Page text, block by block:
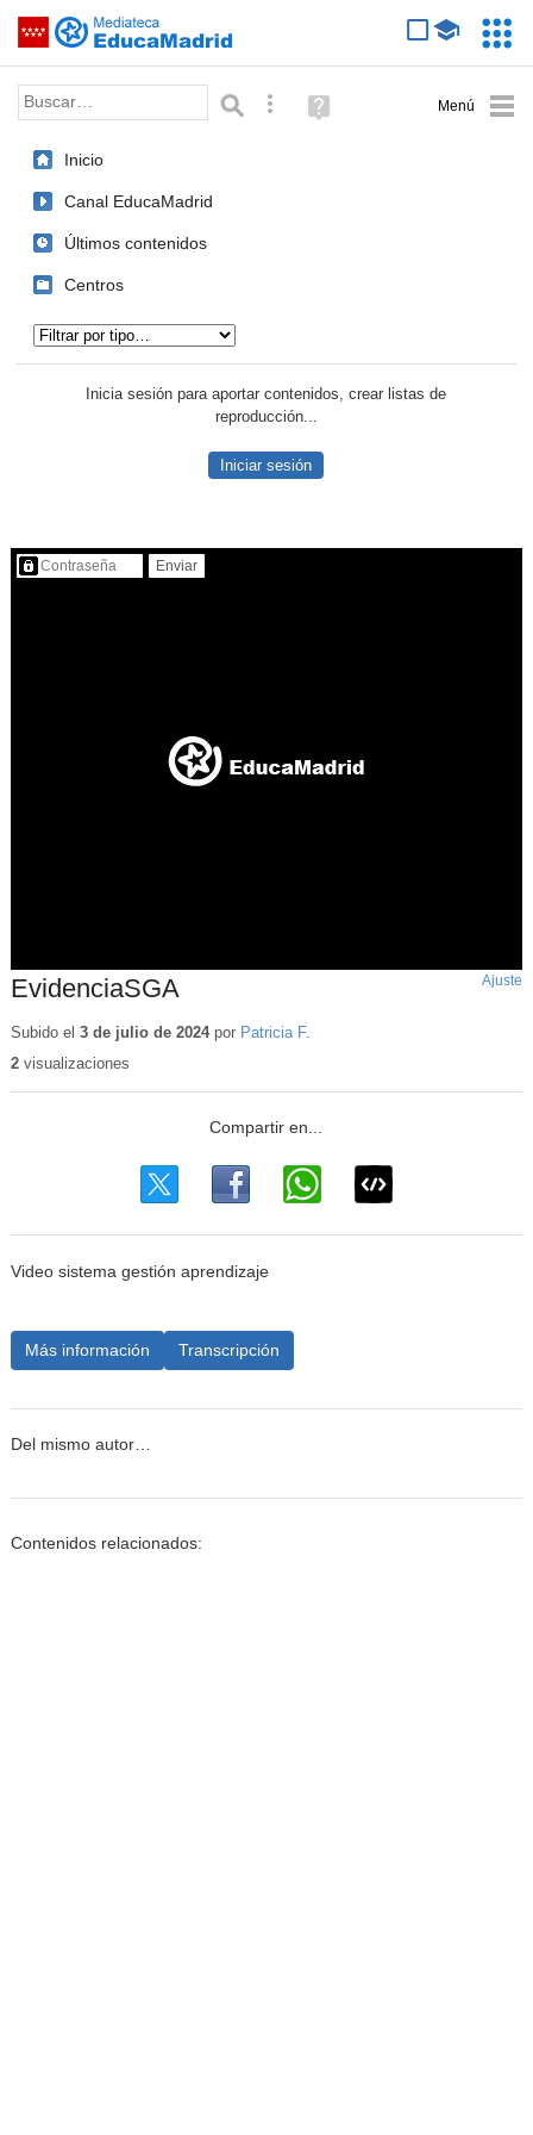
Saltar navegación
Palabra o frase: Búsqueda avanzada
Ayuda
(en
Inicio
Canal EducaMadrid
Últimos contenidos
Centros
Inicia sesión para aportar contenidos, crear listas de
reproducción...
Iniciar sesión
Contenido protegido…
EvidenciaSGA Ajuste
Subido el 3 de julio de 2024por Patricia F.
2visualizaciones
Video sistema gestión aprendizaje
Más información Transcripción
Del mismo autor…
Contenidos relacionados: